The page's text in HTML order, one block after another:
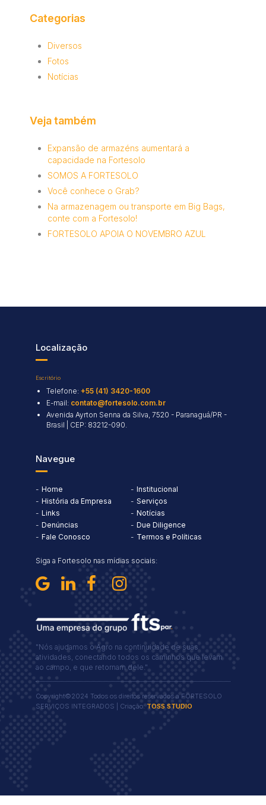
Categorias
Diversos
Fotos
Notícias
Veja também
Expansão de armazéns aumentará a
capacidade na Fortesolo
SOMOS A FORTESOLO
Você conhece o Grab?
Na armazenagem ou transporte em Big Bags,
conte com a Fortesolo!
FORTESOLO APOIA O NOVEMBRO AZUL
Localização
Escritório
Telefone: +55 (41) 3420-1600
E-mail: contato@fortesolo.com.br
Avenida Ayrton Senna da Silva, 7520 - Paranaguá/PR -
Brasil | CEP: 83212-090.
Navegue
Home
Institucional
História da Empresa
Serviços
Links
Notícias
Denúncias
Due Diligence
Fale Conosco
Termos e Políticas
Siga a Fortesolo nas mídias sociais:
"Nós ajudamos o Agro na continuidade de suas
atividades, conectando todos os caminhos que levam
ao campo, e que retornam dele."
Copyright©2024 Todos os direitos reservados a FORTESOLO
SERVIÇOS INTEGRADOS | Criação: TOSS STUDIO